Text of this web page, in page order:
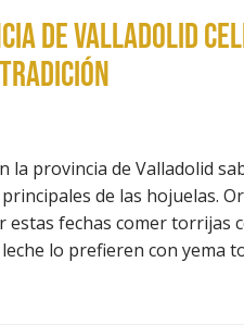
de Valladolid
la provincia de Valladolid
de las hojuelas.
fechas comer torrijas
lo prefieren con yema